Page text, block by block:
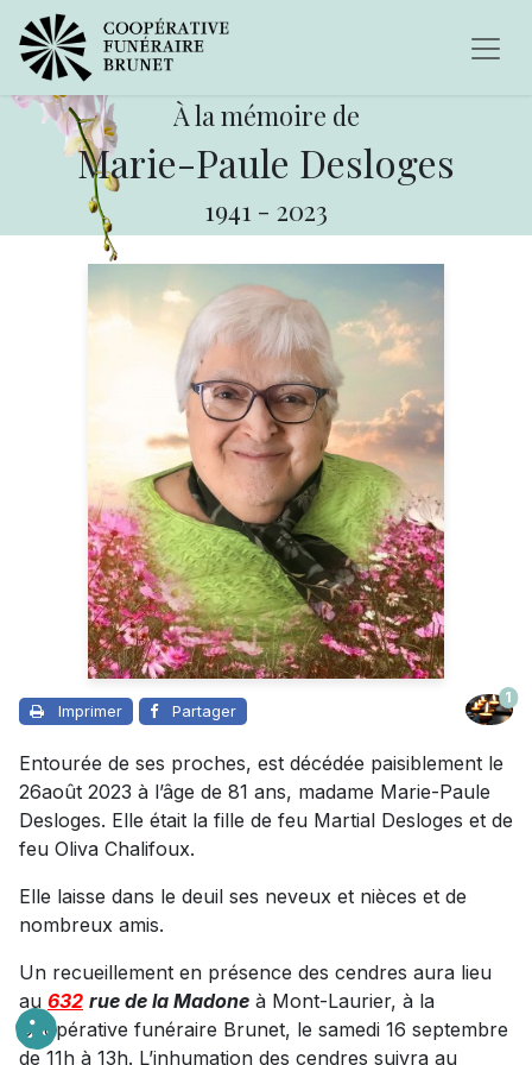
À la mémoire de
Marie-Paule Desloges
1941 - 2023
Imprimer Partager
1
Entourée de ses proches, est décédée paisiblement le
26août 2023 à l’âge de 81 ans, madame Marie-Paule
Desloges. Elle était la fille de feu Martial Desloges et de
feu Oliva Chalifoux.
Elle laisse dans le deuil ses neveux et nièces et de
nombreux amis.
Un recueillement en présence des cendres aura lieu
au 632 rue de la Madone à Mont-Laurier, à la
Coopérative funéraire Brunet, le samedi 16 septembre
de 11h à 13h. L’inhumation des cendres suivra au